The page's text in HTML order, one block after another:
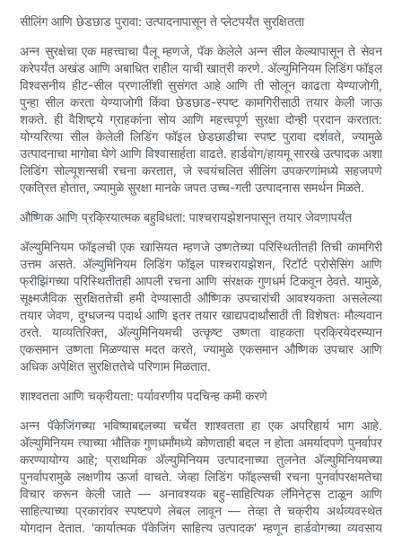
सीलिंग आणि छेडछाड पुरावा: उत्पादनापासून ते प्लेटपर्यंत सुरक्षितता
अन्न सुरक्षेचा एक महत्त्वाचा पैलू म्हणजे, पॅक केलेले अन्न सील केल्यापासून ते सेवन
करेपर्यंत अखंड आणि अबाधित राहील याची खात्री करणे. ॲल्युमिनियम लिडिंग फॉइल
विश्वसनीय हीट-सील प्रणालींशी सुसंगत आहे आणि ती सोलून काढता येण्याजोगी,
पुन्हा सील करता येण्याजोगी किंवा छेडछाड-स्पष्ट कामगिरीसाठी तयार केली जाऊ
शकते. ही वैशिष्ट्ये ग्राहकांना सोय आणि महत्त्वपूर्ण सुरक्षा दोन्ही प्रदान करतात:
योग्यरित्या सील केलेली लिडिंग फॉइल छेडछाडीचा स्पष्ट पुरावा दर्शवते, ज्यामुळे
उत्पादनाचा मागोवा घेणे आणि विश्वासार्हता वाढते. हार्डवोग/हायमू सारखे उत्पादक अशा
लिडिंग सोल्यूशन्सची रचना करतात, जे स्वयंचलित सीलिंग उपकरणांमध्ये सहजपणे
एकत्रित होतात, ज्यामुळे सुरक्षा मानके जपत उच्च-गती उत्पादनास समर्थन मिळते.
औष्णिक आणि प्रक्रियात्मक बहुविधता: पाश्चरायझेशनपासून तयार जेवणापर्यंत
ॲल्युमिनियम फॉइलची एक खासियत म्हणजे उष्णतेच्या परिस्थितीतही तिची कामगिरी
उत्तम असते. ॲल्युमिनियम लिडिंग फॉइल पाश्चरायझेशन, रिटॉर्ट प्रोसेसिंग आणि
फ्रीझिंगच्या परिस्थितीतही आपली रचना आणि संरक्षक गुणधर्म टिकवून ठेवते. यामुळे,
सूक्ष्मजैविक सुरक्षिततेची हमी देण्यासाठी औष्णिक उपचारांची आवश्यकता असलेल्या
तयार जेवण, दुग्धजन्य पदार्थ आणि इतर तयार खाद्यपदार्थांसाठी ती विशेषतः मौल्यवान
ठरते. याव्यतिरिक्त, ॲल्युमिनियमची उत्कृष्ट उष्णता वाहकता प्रक्रियेदरम्यान
एकसमान उष्णता मिळण्यास मदत करते, ज्यामुळे एकसमान औष्णिक उपचार आणि
अधिक अपेक्षित सुरक्षिततेचे परिणाम मिळतात.
शाश्वतता आणि चक्रीयता: पर्यावरणीय पदचिन्ह कमी करणे
अन्न पॅकेजिंगच्या भविष्याबद्दलच्या चर्चेत शाश्वतता हा एक अपरिहार्य भाग आहे.
ॲल्युमिनियम त्याच्या भौतिक गुणधर्मांमध्ये कोणताही बदल न होता अमर्यादपणे पुनर्वापर
करण्यायोग्य आहे; प्राथमिक ॲल्युमिनियम उत्पादनाच्या तुलनेत ॲल्युमिनियमच्या
पुनर्वापरामुळे लक्षणीय ऊर्जा वाचते. जेव्हा लिडिंग फॉइल्सची रचना पुनर्वापरक्षमतेचा
विचार करून केली जाते — अनावश्यक बहु-साहित्यिक लॅमिनेट्स टाळून आणि
साहित्याच्या प्रकारांवर स्पष्टपणे लेबल लावून — तेव्हा ते चक्रीय अर्थव्यवस्थेत
योगदान देतात. 'कार्यात्मक पॅकेजिंग साहित्य उत्पादक' म्हणून हार्डवोगच्या व्यवसाय